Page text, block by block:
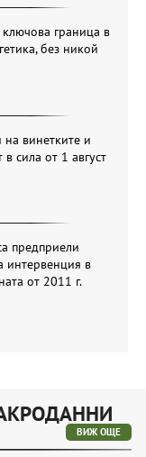
граница в
без никой
винетките и
в сила от 1 август
предприели
интервенция в
от 2011 г.
ВИЖ ОЩЕ